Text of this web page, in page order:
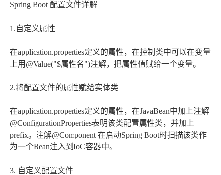
Spring Boot 配置文件详解
1.自定义属性
在application.properties定义的属性，在控制类中可以在变量
上用@Value("$属性名")注解，把属性值赋给一个变量。
2.将配置文件的属性赋给实体类
在application.properties定义的属性，在JavaBean中加上注解
@ConfigurationProperties表明该类配置属性类，并加上
prefix。注解@Component 在启动Spring Boot时扫描该类作
为一个Bean注入到IoC容器中。
3. 自定义配置文件